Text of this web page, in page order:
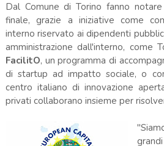
Dal Comune di Torino fanno
finale, grazie a iniziative come
interno riservato ai dipendenti
amministrazione dall'interno, come
FacilitO, un programma di
di startup ad impatto sociale, o
centro italiano di innovazione
privati collaborano insieme per